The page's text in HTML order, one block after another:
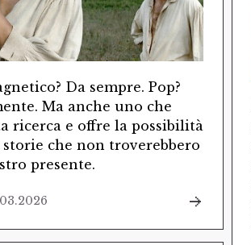
Da sempre. Pop?
Ma anche uno che
ricerca e offre la possibilità
che non troverebbero
presente.